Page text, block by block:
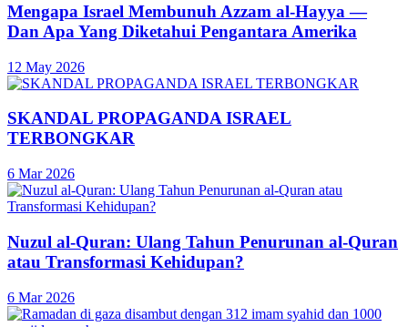
Mengapa Israel Membunuh Azzam al-Hayya —
Dan Apa Yang Diketahui Pengantara Amerika
12 May 2026
SKANDAL PROPAGANDA ISRAEL
TERBONGKAR
6 Mar 2026
Nuzul al-Quran: Ulang Tahun Penurunan al-Quran
atau Transformasi Kehidupan?
6 Mar 2026